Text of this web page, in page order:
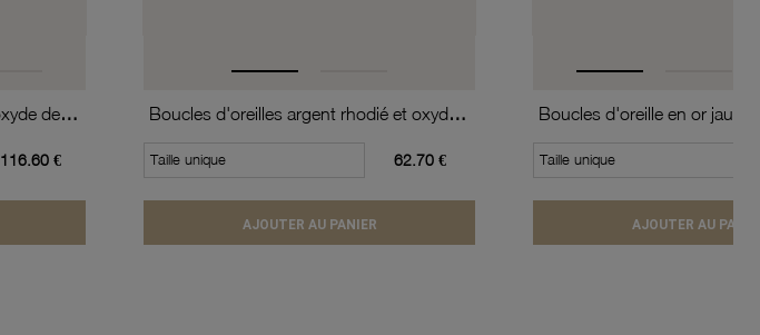
Boucles d'oreilles en or jaune, oxyde de zirconium (moyen modèle).
116.60 €
Boucles d'oreilles argent rhodié et oxydes de zirconium
Taille unique 62.70 €
AJOUTER AU PANIER
Taille unique
AJOUTER AU